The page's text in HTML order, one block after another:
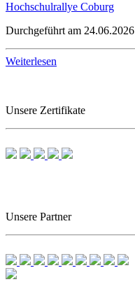
Hochschulrallye Coburg
Durchgeführt am 24.06.2026
Weiterlesen
Unsere Zertifikate
Unsere Partner